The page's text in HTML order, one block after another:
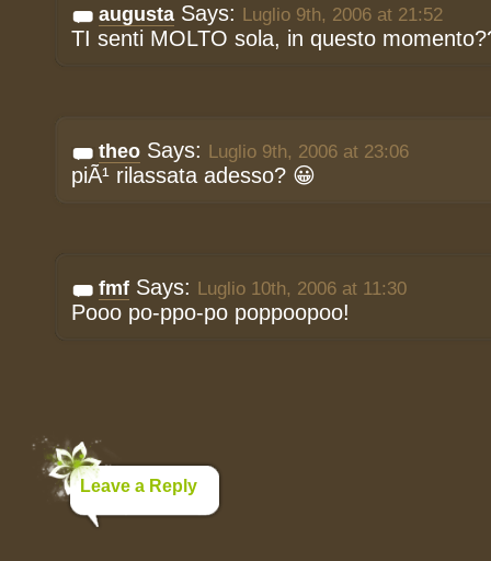
augusta Says: Luglio 9th, 2006 at 21:52
TI senti MOLTO sola, in questo
theo Says: Luglio 9th, 2006 at 23:06
piÃ¹ rilassata adesso? 😀
fmf Says: Luglio 10th, 2006 at 11:30
Pooo po-ppo-po poppoopoo!
Leave a Reply